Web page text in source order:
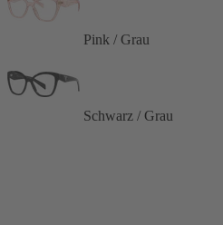
Pink / Grau
Schwarz / Grau